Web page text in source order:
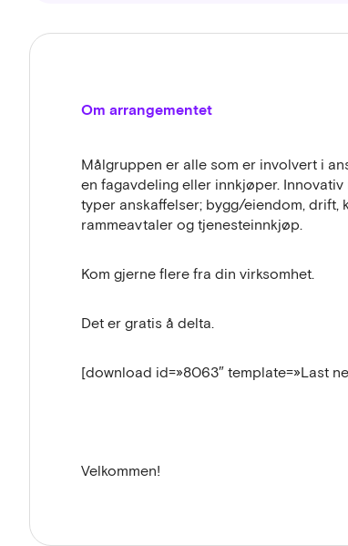
Om arrangementet
Målgruppen er alle som er involvert i
en fagavdeling eller innkjøper.
typer anskaffelser; bygg/eiendom, drift,
rammeavtaler og tjenesteinnkjøp.
Kom gjerne flere fra din virksomhet.
Det er gratis å delta.
[download id=»8063″ template=»Last
Velkommen!